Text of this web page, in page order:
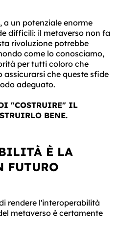
a un potenziale enorme
difficili: il metaverso non fa
rivoluzione potrebbe
come lo conosciamo,
per tutti coloro che
assicurarsi che queste sfide
adeguato.
"COSTRUIRE" IL
BENE.
È LA
FUTURO
rendere l'interoperabilità
metaverso è certamente